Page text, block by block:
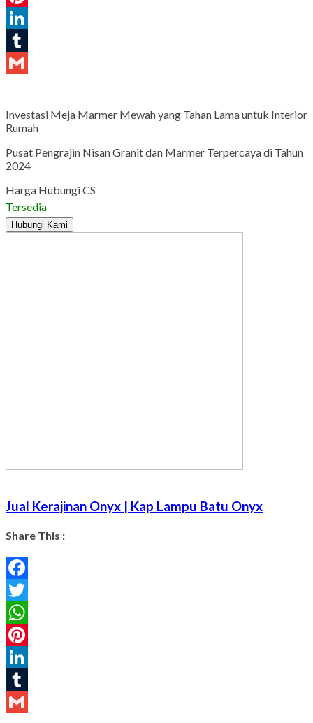
Pinterest
LinkedIn
Tumblr
Investasi Meja Marmer Mewah yang Tahan Lama untuk Interior
Rumah
Pusat Pengrajin Nisan Granit dan Marmer Terpercaya di Tahun
2024
Harga Hubungi CS
Tersedia
Hubungi Kami
Jual Kerajinan Onyx | Kap Lampu Batu Onyx
Share This :
Facebook
Twitter
WhatsApp
Pinterest
LinkedIn
Tumblr